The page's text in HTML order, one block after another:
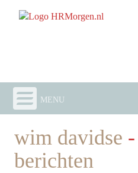
menu
wim davidse -
berichten